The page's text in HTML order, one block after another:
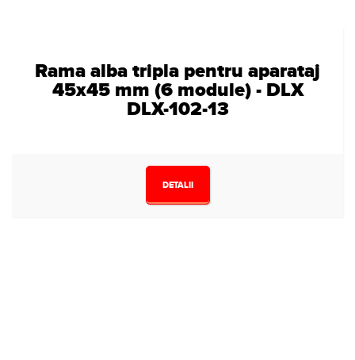
Rama alba tripla pentru aparataj
45x45 mm (6 module) - DLX
DLX-102-13
DETALII